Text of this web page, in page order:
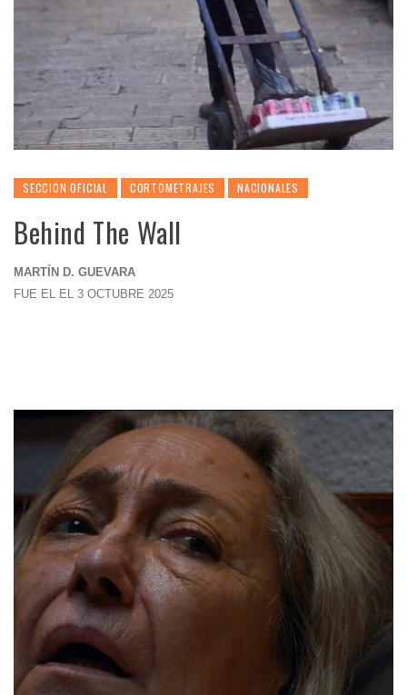
SECCION OFICIAL CORTOMETRAJES NACIONALES
Behind The Wall
MARTÍN D. GUEVARA
FUE EL EL 3 OCTUBRE 2025